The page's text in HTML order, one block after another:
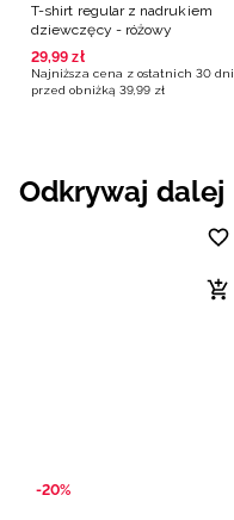
T-shirt regular z nadrukiem
dziewczęcy - różowy
29,99 zł
Najniższa cena z ostatnich 30 dni
przed obniżką 39,99 zł
Odkrywaj dalej
-20%